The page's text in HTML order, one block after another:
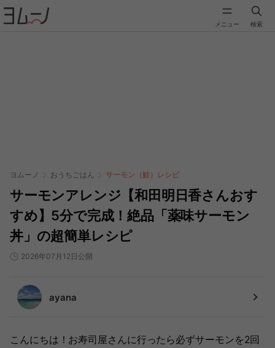
メニュー 検索
ヨムーノ おうちごはん サーモン（鮭）レシピ
サーモンアレンジ【和田明日香さんおす
すめ】5分で完成！絶品「薬味サーモン
丼」の超簡単レシピ
2026年07月12日公開
ayana
こんにちは！お寿司屋さんに行ったら必ずサーモンを2回